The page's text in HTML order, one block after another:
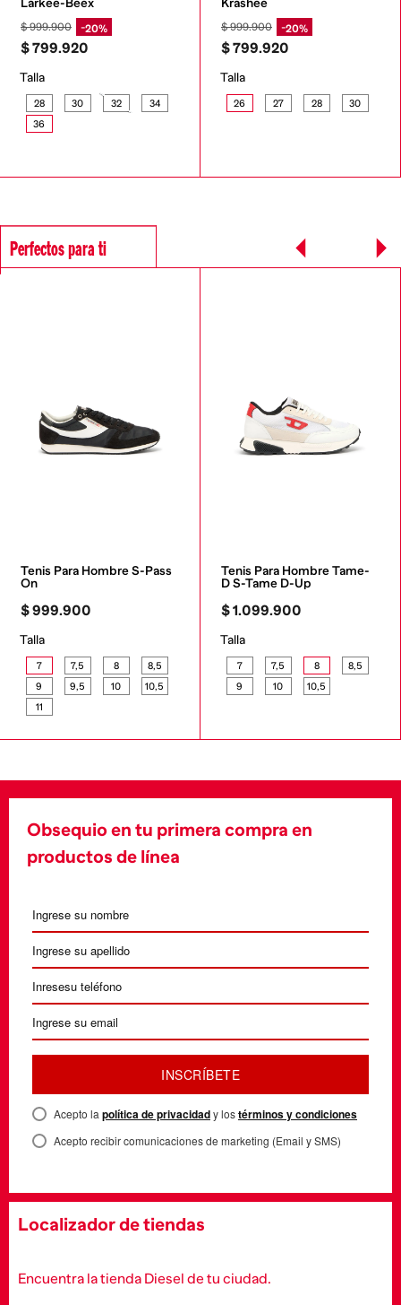
$999.900 20%
$799.920
Talla
28 30 32
34
36
$999.900 20%
$799.920
Talla
26 27 28 30
Perfectos para ti
Tenis Para Hombre S-Pass
On
$999.900
Talla
7 7,5 8
8,5
9
9,5 10
10,5
11
Tenis Para Hombre Tame-
D S-Tame D-Up
$1.099.900
Talla
7 7,5 8
8,5
9
10 10,5
Obsequio en tu primera compra en
productos de línea
INSCRÍBETE
Acepto la política de privacidady lostérminos y condiciones
Acepto recibir comunicaciones de marketing (Email y SMS)
Localizador de tiendas
Encuentra la tienda Diesel de tu ciudad.